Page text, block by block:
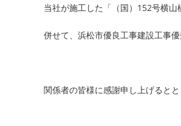
開
テ
リ
当社が施工した「（国）152号横山
併せて、浜松市優良工事建設工事
関係者の皆様に感謝申し上げると